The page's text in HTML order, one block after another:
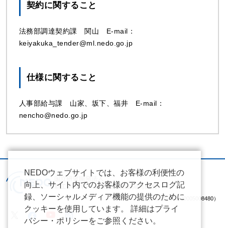
契約に関すること
法務部調達契約課 関山 E-mail：
keiyakuka_tender@ml.nedo.go.jp
仕様に関すること
人事部給与課 山家、坂下、福井 E-mail：
nencho@nedo.go.jp
（法人番号 2020005008480）
NEDOウェブサイトでは、お客様の利便性の
向上、サイト内でのお客様のアクセスログ記
録、ソーシャルメディア機能の提供のために
クッキーを使用しています。 詳細はプライ
バシー・ポリシーをご参照ください。